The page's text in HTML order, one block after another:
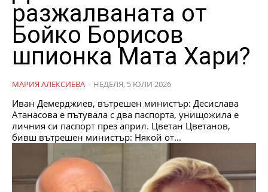
разжалваната от
Бойко Борисов
шпионка Мата Хари?
МАРИЯ АЛЕКСИЕВА - НЕДЕЛЯ, 5 ЮЛИ 2026
Иван Демерджиев, вътрешен министър: Десислава
Атанасова е пътувала с два паспорта, унищожила е
личния си паспорт през април. Цветан Цветанов,
бивш вътрешен министър: Някой от...